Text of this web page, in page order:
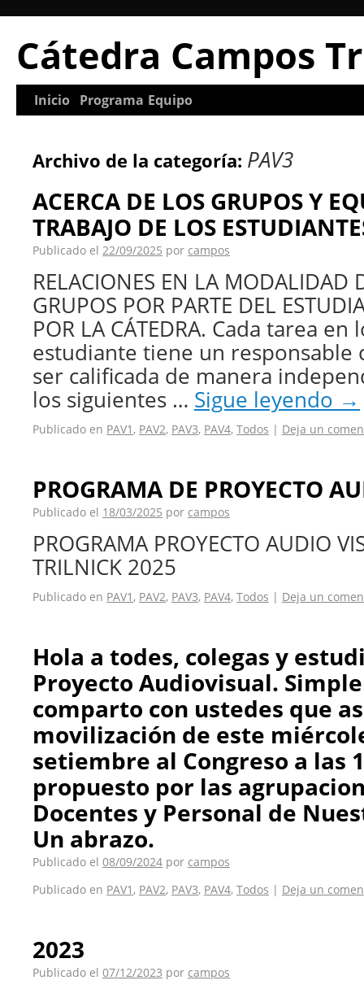
Cátedra Campos
Inicio Programa Equipo
Archivo de la categoría: PAV3
ACERCA DE LOS GRUPOS Y
TRABAJO DE LOS
Publicado el 22/09/2025 por campos
RELACIONES EN LA MODALIDAD
GRUPOS POR PARTE DEL
POR LA CÁTEDRA. Cada tarea
estudiante tiene un responsable
ser calificada de manera
los siguientes … Sigue leyendo →
Publicado en PAV1 , PAV2, PAV3, PAV4, Todos | Deja un
PROGRAMA DE PROYECTO
Publicado el 18/03/2025 por campos
PROGRAMA PROYECTO AUDIO
TRILNICK 2025
Publicado en PAV1 , PAV2, PAV3, PAV4, Todos | Deja un
Hola a todes, colegas y
Proyecto Audiovisual.
comparto con ustedes que
movilización de este
setiembre al Congreso a las
propuesto por las
Docentes y Personal de
Un abrazo.
Publicado el 08/09/2024 por campos
Publicado en PAV1 , PAV2, PAV3, PAV4, Todos | Deja un
2023
Publicado el 07/12/2023 por campos